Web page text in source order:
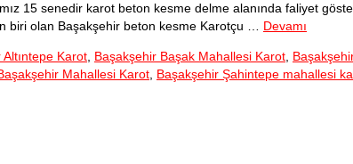
15 senedir karot beton kesme delme alanında faliyet
biri olan Başakşehir beton kesme Karotçu … Devamı
Karot Başakşehir Başak Mahallesi Karot
Mahallesi Karot Başakşehir Şahintepe mahallesi